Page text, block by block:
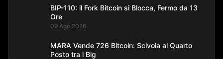
BIP-110: il Fork Bitcoin si Blocca, Fermo da 13
Ore
09 Ago 2026
MARA Vende 726 Bitcoin: Scivola al Quarto
Posto tra i Big